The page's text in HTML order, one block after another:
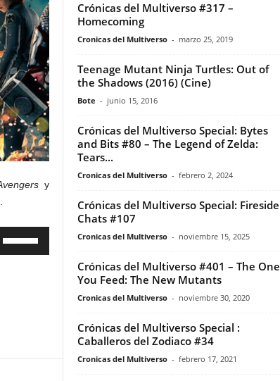
y
Crónicas del Multiverso #317 –
Homecoming
Cronicas del Multiverso - marzo 25, 2019
Teenage Mutant Ninja Turtles: Out of
the Shadows (2016) (Cine)
Bote - junio 15, 2016
Crónicas del Multiverso Special: Bytes
and Bits #80 – The Legend of Zelda:
Tears...
Cronicas del Multiverso - febrero 2, 2024
Crónicas del Multiverso Special: Fireside
Chats #107
Cronicas del Multiverso - noviembre 15, 2025
Crónicas del Multiverso #401 – The One
You Feed: The New Mutants
Cronicas del Multiverso - noviembre 30, 2020
Crónicas del Multiverso Special :
Caballeros del Zodiaco #34
Cronicas del Multiverso - febrero 17, 2021